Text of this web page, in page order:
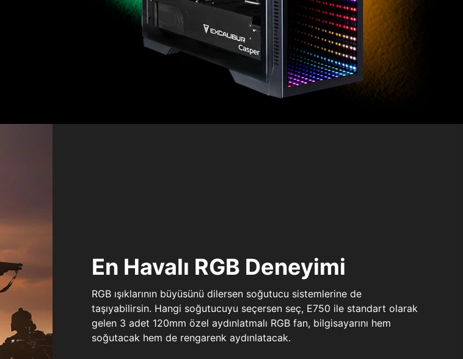
En Havalı RGB Deneyimi
RGB ışıklarının büyüsünü dilersen soğutucu sistemlerine de
taşıyabilirsin. Hangi soğutucuyu seçersen seç, E750 ile standart olarak
gelen 3 adet 120mm özel aydınlatmalı RGB fan, bilgisayarını hem
soğutacak hem de rengarenk aydınlatacak.